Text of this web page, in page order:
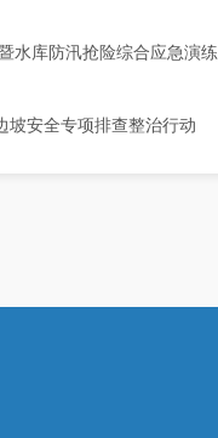
水库防汛抢险综合应急演练
坡安全专项排查整治行动